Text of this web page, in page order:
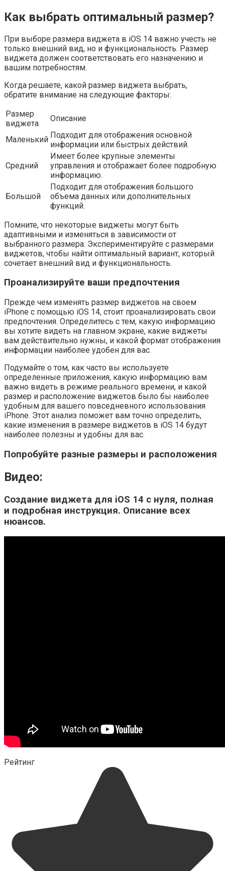
Как выбрать оптимальный размер?
При выборе размера виджета в iOS 14 важно учесть не
только внешний вид, но и функциональность. Размер
виджета должен соответствовать его назначению и
вашим потребностям.
Когда решаете, какой размер виджета выбрать,
обратите внимание на следующие факторы:
Размер
виджета
Описание
Маленький Подходит для отображения основной
информации или быстрых действий.
Средний
Имеет более крупные элементы
управления и отображает более подробную
информацию.
Большой
Подходит для отображения большого
объема данных или дополнительных
функций.
Помните, что некоторые виджеты могут быть
адаптивными и изменяться в зависимости от
выбранного размера. Экспериментируйте с размерами
виджетов, чтобы найти оптимальный вариант, который
сочетает внешний вид и функциональность.
Проанализируйте ваши предпочтения
Прежде чем изменять размер виджетов на своем
iPhone с помощью iOS 14, стоит проанализировать свои
предпочтения. Определитесь с тем, какую информацию
вы хотите видеть на главном экране, какие виджеты
вам действительно нужны, и какой формат отображения
информации наиболее удобен для вас.
Подумайте о том, как часто вы используете
определенные приложения, какую информацию вам
важно видеть в режиме реального времени, и какой
размер и расположение виджетов было бы наиболее
удобным для вашего повседневного использования
iPhone. Этот анализ поможет вам точно определить,
какие изменения в размере виджетов в iOS 14 будут
наиболее полезны и удобны для вас.
Попробуйте разные размеры и расположения
Видео:
Создание виджета для iOS 14 с нуля, полная
и подробная инструкция. Описание всех
нюансов.
Рейтинг